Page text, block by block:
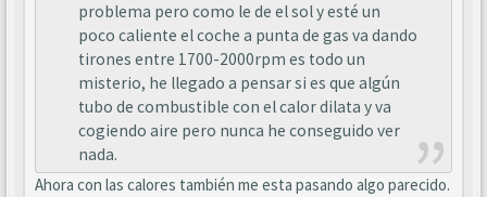
problema pero como le de el sol y esté un
poco caliente el coche a punta de gas va dando
tirones entre 1700-2000rpm es todo un
misterio, he llegado a pensar si es que algún
tubo de combustible con el calor dilata y va
cogiendo aire pero nunca he conseguido ver
nada.
Ahora con las calores también me esta pasando algo parecido.